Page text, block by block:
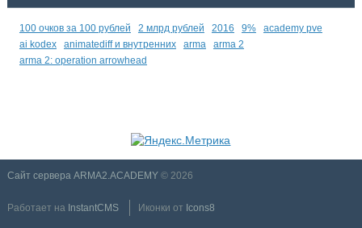
100 очков за 100 рублей 2 млрд рублей 2016 9%
academy pve
ai kodex
animatediff и внутренних arma
arma 2
arma 2: operation arrowhead
Сайт сервера ARMA2.ACADEMY© 2026
Работает на InstantCMS Иконки от Icons8